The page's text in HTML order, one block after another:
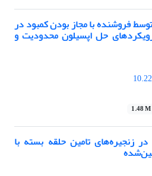
فروشنده با مجاز بودن کمبود در
حل اپسیلون محدودیت و
1.48 M
زنجیره‌های تامین حلقه بسته با